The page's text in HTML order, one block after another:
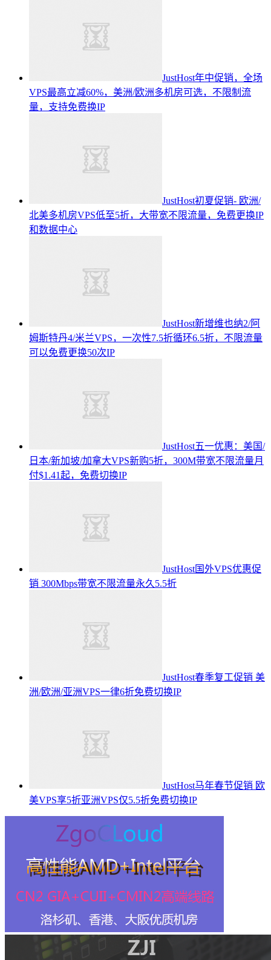
JustHost年中促销，全场
VPS最高立减60%，美洲/欧洲多机房可选，不限制流
量，支持免费换IP
JustHost初夏促销- 欧洲/
北美多机房VPS低至5折，大带宽不限流量，免费更换IP
和数据中心
JustHost新增维也纳2/阿
姆斯特丹4/米兰VPS，一次性7.5折循环6.5折，不限流量
可以免费更换50次IP
JustHost五一优惠：美国/
日本/新加坡/加拿大VPS新购5折，300M带宽不限流量月
付$1.41起，免费切换IP
JustHost国外VPS优惠促
销 300Mbps带宽不限流量永久5.5折
JustHost春季复工促销 美
洲/欧洲/亚洲VPS一律6折免费切换IP
JustHost马年春节促销 欧
美VPS享5折亚洲VPS仅5.5折免费切换IP